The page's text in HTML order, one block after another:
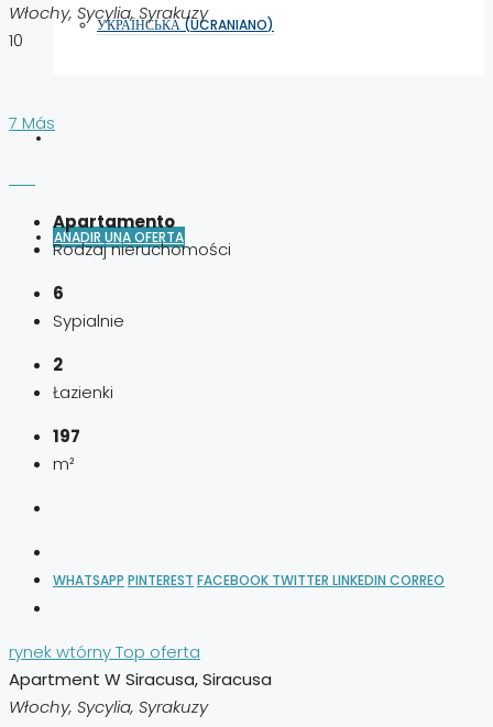
УКРАЇНСЬКА(UCRANIANO)
AÑADIR UNA OFERTA
Włochy, Sycylia, Syrakuzy
10
7 Más
Apartamento
Rodzaj nieruchomości
6
Sypialnie
2
Łazienki
197
m²
WHATSAPP PINTEREST FACEBOOK TWITTER LINKEDIN CORREO
rynek wtórnyTop oferta
Apartment W Siracusa, Siracusa
Włochy, Sycylia, Syrakuzy